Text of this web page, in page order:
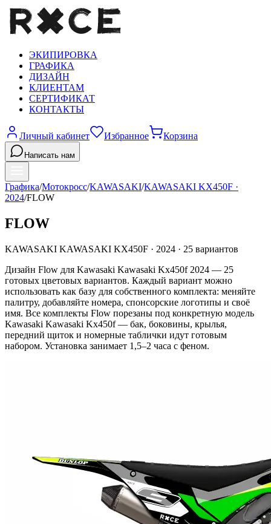
ЭКИПИРОВКА
ГРАФИКА
ДИЗАЙН
КЛИЕНТАМ
СЕРТИФИКАТ
КОНТАКТЫ
Личный кабинет Избранное Корзина
Написать нам
Графика/Мотокросс/KAWASAKI/KAWASAKI KX450F ·
2024/FLOW
FLOW
KAWASAKI KAWASAKI KX450F · 2024 · 25 вариантов
Дизайн Flow для Kawasaki Kawasaki Kx450f 2024 — 25
готовых цветовых вариантов. Каждый вариант можно
использовать как базу для собственного комплекта: меняйте
палитру, добавляйте номера, спонсорские логотипы и своё
имя. Все комплекты Flow порезаны под конкретную модель
Kawasaki Kawasaki Kx450f — бак, боковины, крылья,
передний щиток и номерные таблички идут готовым
набором. Установка занимает 1,5–2 часа с феном.